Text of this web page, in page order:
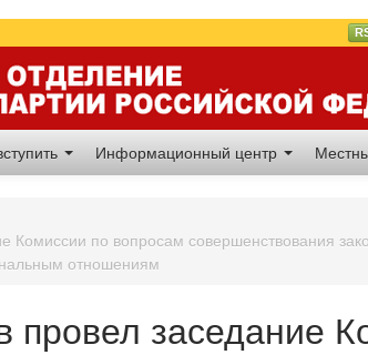
Информационный центр
Комиссии по вопросам совершенствования
отношениям
провел заседание